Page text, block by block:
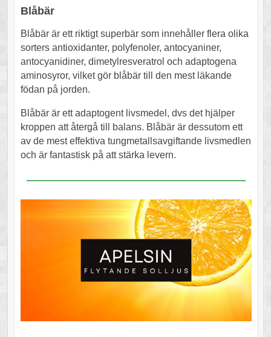
Blåbär
Blåbär är ett riktigt superbär som innehåller flera olika
sorters antioxidanter, polyfenoler, antocyaniner,
antocyanidiner, dimetylresveratrol och adaptogena
aminosyror, vilket gör blåbär till den mest läkande
födan på jorden.
Blåbär är ett adaptogent livsmedel, dvs det hjälper
kroppen att återgå till balans. Blåbär är dessutom ett
av de mest effektiva tungmetallsavgiftande livsmedlen
och är fantastisk på att stärka levern.